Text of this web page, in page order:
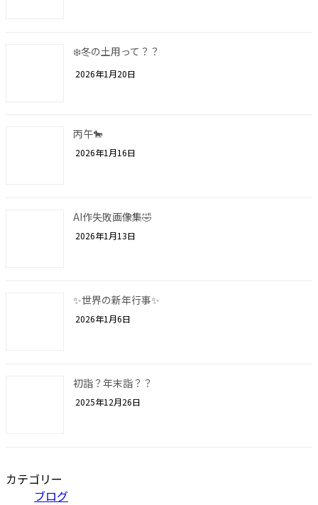
❄️冬の土用って？？
2026年1月20日
丙午🐎
2026年1月16日
AI作失敗画像集🤣
2026年1月13日
✨世界の新年行事✨
2026年1月6日
初詣？年末詣？？
2025年12月26日
カテゴリー
ブログ